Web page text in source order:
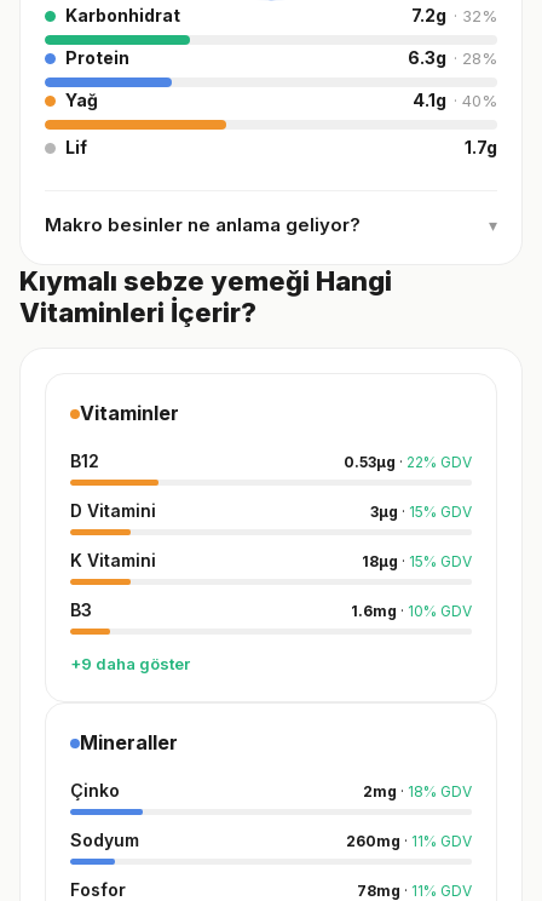
Karbonhidrat 7.2g · 32%
Protein 6.3g · 28%
Yağ 4.1g · 40%
Lif 1.7g
Makro besinler ne anlama geliyor? ▾
Kıymalı sebze yemeği Hangi
Vitaminleri İçerir?
Vitaminler
B12 0.53µg · 22% GDV
D Vitamini 3µg · 15% GDV
K Vitamini 18µg · 15% GDV
B3 1.6mg · 10% GDV
+9 daha göster
Mineraller
Çinko 2mg · 18% GDV
Sodyum 260mg · 11% GDV
Fosfor 78mg · 11% GDV